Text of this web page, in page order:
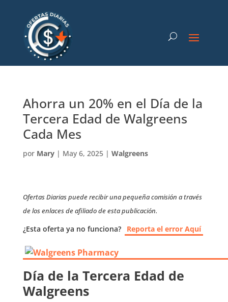
Ahorra un 20% en el Día de la
Tercera Edad de Walgreens
Cada Mes
por Mary| May 6, 2025| Walgreens
Ofertas Diarias puede recibir una pequeña comisión a través
de los enlaces de afiliado de esta publicación.
¿Esta oferta ya no funciona? Reporta el error Aquí
Día de la Tercera Edad de
Walgreens